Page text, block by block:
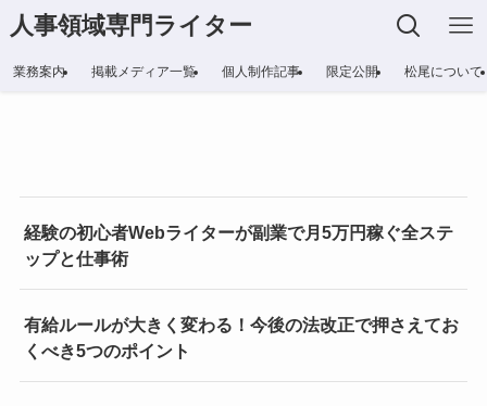
人事領域専門ライター
業務案内 掲載メディア一覧 個人制作記事 限定公開 松尾について
経験の初心者Webライターが副業で月5万円稼ぐ全ステ
ップと仕事術
有給ルールが大きく変わる！今後の法改正で押さえてお
くべき5つのポイント